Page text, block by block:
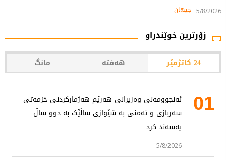
5/8/2026 جیهان
زۆرترین خوێندراو
24 کاتژمێر هەفتە مانگ
01
ئەنجوومەنی وەزیرانی هەرێم هەژمارکردنی خزمەتی
سەربازی و ئەمنی بە شێوازی ساڵێک بە دوو ساڵ
پەسەند کرد
5/8/2026